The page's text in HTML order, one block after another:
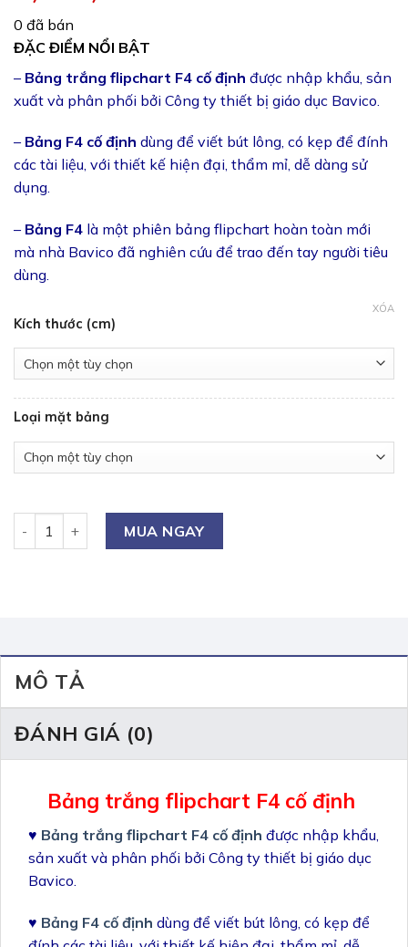
0 đã bán
ĐẶC ĐIỂM NỔI BẬT
– Bảng trắng flipchart F4 cố định được nhập khẩu, sản
xuất và phân phối bởi Công ty thiết bị giáo dục Bavico.
– Bảng F4 cố định dùng để viết bút lông, có kẹp để đính
các tài liệu, với thiết kế hiện đại, thẩm mỉ, dễ dàng sử
dụng.
– Bảng F4 là một phiên bảng flipchart hoàn toàn mới
mà nhà Bavico đã nghiên cứu để trao đến tay người tiêu
dùng.
Kích thước (cm)
Loại mặt bảng
XÓA
MUA NGAY
MÔ TẢ
ĐÁNH GIÁ (0)
Bảng trắng flipchart F4 cố định
♥ Bảng trắng flipchart F4 cố định được nhập khẩu,
sản xuất và phân phối bởi Công ty thiết bị giáo dục
Bavico.
♥ Bảng F4 cố định dùng để viết bút lông, có kẹp để